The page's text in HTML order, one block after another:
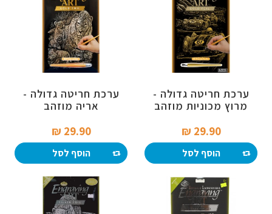
ערכת חריטה גדולה -
מרוץ מכוניות מוזהב
29.90 ₪‎
הוסף לסל
ערכת חריטה גדולה -
אריה מוזהב
29.90 ₪‎
הוסף לסל